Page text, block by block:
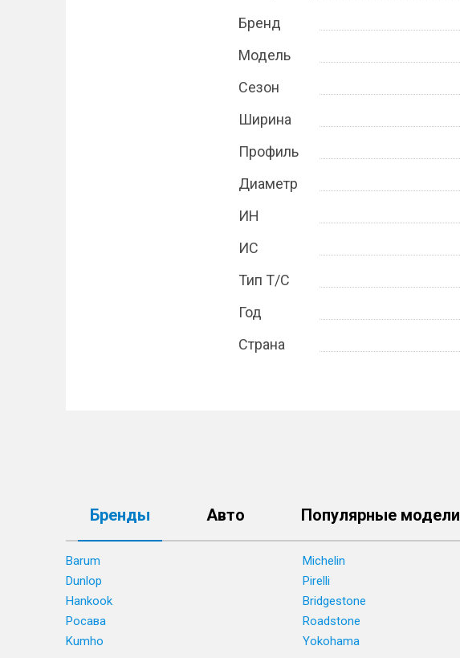
Бренд
Модель
Сезон
Ширина
Профиль
Диаметр
ИН
ИС
Тип Т/С
Год
Страна
Бренды Авто Популярные модели
Barum Michelin
Dunlop
Pirelli
Hankook
Bridgestone
Росава
Roadstone
Kumho
Yokohama